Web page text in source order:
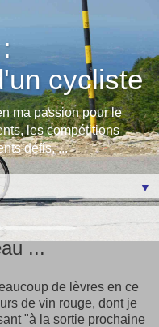
cycliste
ma passion pour le
les compétitions
défis, ...
▼
...
de lèvres en ce
de vin rouge, dont je
"à la sortie prochaine